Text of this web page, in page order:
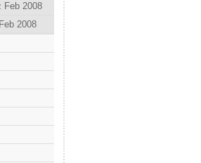
Feb 2008
2008